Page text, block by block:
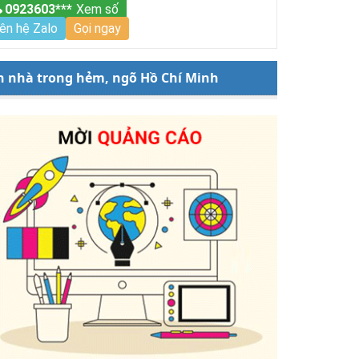
0923603*** Xem số
hệ Zalo
Gọi ngay
nhà trong hẻm, ngõ Hồ Chí Minh